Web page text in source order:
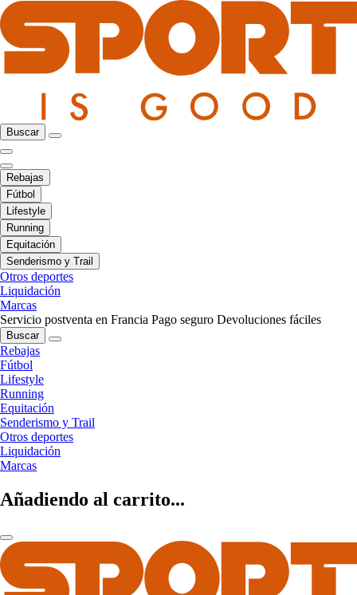
Buscar
Rebajas
Fútbol
Lifestyle
Running
Equitación
Senderismo y Trail
Otros deportes
Liquidación
Marcas
Servicio postventa en Francia Pago seguro Devoluciones fáciles
Buscar
Rebajas
Fútbol
Lifestyle
Running
Equitación
Senderismo y Trail
Otros deportes
Liquidación
Marcas
Añadiendo al carrito...